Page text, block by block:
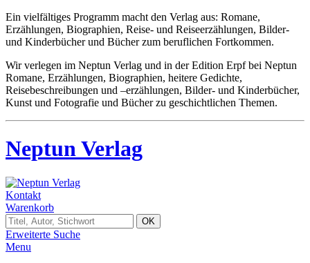
Ein vielfältiges Programm macht den Verlag aus: Romane,
Erzählungen, Biographien, Reise- und Reiseerzählungen, Bilder-
und Kinderbücher und Bücher zum beruflichen Fortkommen.
Wir verlegen im Neptun Verlag und in der Edition Erpf bei Neptun
Romane, Erzählungen, Biographien, heitere Gedichte,
Reisebeschreibungen und –erzählungen, Bilder- und Kinderbücher,
Kunst und Fotografie und Bücher zu geschichtlichen Themen.
Neptun Verlag
Kontakt
Warenkorb
Erweiterte Suche
Menu